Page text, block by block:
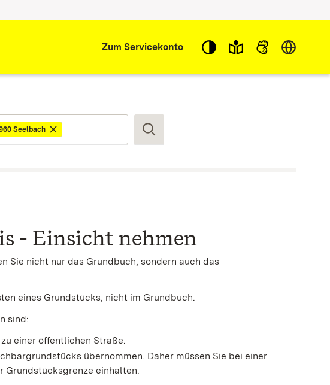
Zum Servicekonto Sprache
Seelbach
Suchen
- Einsicht nehmen
Sie nicht nur das Grundbuch, sondern auch das
eines Grundstücks, nicht im Grundbuch.
sind:
einer öffentlichen Straße.
übernommen. Daher müssen Sie bei einer
Grundstücksgrenze einhalten.